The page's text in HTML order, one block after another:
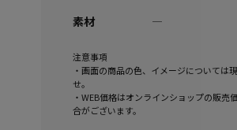
素材 ―
注意事項
・画面の商品の色、イメージについては
せ。
・WEB価格はオンラインショップの販
合がございます。